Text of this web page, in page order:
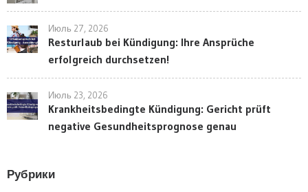
Июль 27, 2026
Resturlaub bei Kündigung: Ihre Ansprüche
erfolgreich durchsetzen!
Июль 23, 2026
Krankheitsbedingte Kündigung: Gericht prüft
negative Gesundheitsprognose genau
Рубрики